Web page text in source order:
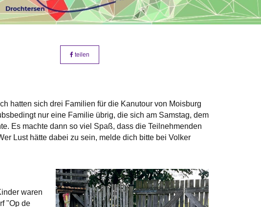
teilen
hatten sich drei Familien für die Kanutour von Moisburg
nur eine Familie übrig, die sich am Samstag, dem
Es machte dann so viel Spaß, dass die Teilnehmenden
Lust hätte dabei zu sein, melde dich bitte bei Volker
waren
"Op de